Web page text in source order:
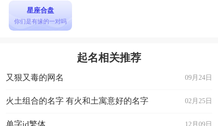
星座合盘
你们是有缘的一对吗
起名相关推荐
09月24日
又狠又毒的网名
02月25日
火土组合的名字 有火和土寓意好的名字
12月09日